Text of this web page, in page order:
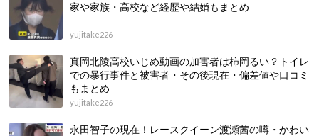
家や家族・高校など経歴や結婚もまとめ
yujitake226
真岡北陵高校いじめ動画の加害者は柿岡るい？トイレ
での暴行事件と被害者・その後現在・偏差値や口コミ
もまとめ
yujitake226
永田智子の現在！レースクイーン渡瀬茜の噂・かわい